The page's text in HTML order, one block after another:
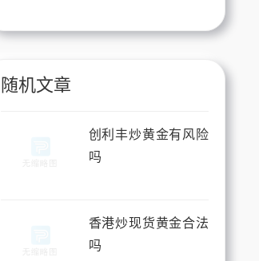
随机文章
创利丰炒黄金有风险
吗
香港炒现货黄金合法
吗